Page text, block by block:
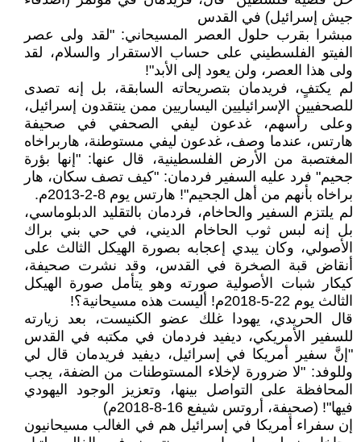
جيش إسرائيل) في القدس
مبشرا بقرب حلول العصر المسيحاني: "لقد ولى عصر
الفيتو الفلسطيني على حساب الاستقرار والسلام، لقد
ولى هذا العصر، ولن يعود إلى الأبد"!
لم يكتفٍ، فريدمان بتصريحاته السابقة، بل إنه تصدى
للصحفيين الإسرائيليين اليساريين ممن ينتقدون إسرائيل،
وعلى رأسهم، غدعون ليفي الصحفي في صحيفة
هارتس، عندما وصف، غدعون ليفي مستوطنة، هاربراخاه
المغتصبة من الأرض الفلسطينية، قال عنها: "إنها بؤرة
جحيم" فرد عليه السفير فردمان: "كيف تصف سكان، هار
براخاه بأنهم من أهل الجحيم"! هارتس يوم 8-2-2013م.
لم يلتزم السفير والحاخام، فردمان بالتقليد الدبلوماسي،
بل إنه لبس ثوب الحاخام الديني، في حي بني براك
الأصولي، وكان يبدي إعجابه بصورة الهيكل الثالث على
أنقاض قبة الصخرة في القدس، وقد نشرت صحيفة،
كيكار شبات الأصولية صورته وهو يتأمل صورة الهيكل
الثالث يوم 22-5-2018م! أليست هذه مسيحانية؟!
قال الحريدي، يهودا غلك عضو الكنيست، بعد زيارته
للسفير الأمريكي، ديفيد فردمان في مكتبه في القدس
"إنَّ سفير أمريكا في إسرائيل، ديفيد فريدمان قال لي
وللوفد: "لا ضرورة لإخلاء المستوطنات من الضفة، يجب
المحافظة على التواصل بينها، وتعزيز الوجود اليهودي
فيها"! (صحيفة، أروتس شيفع 16-8-2018م)
إن سفراء أمريكا في إسرائيل هم في الغالب مسيحانيون